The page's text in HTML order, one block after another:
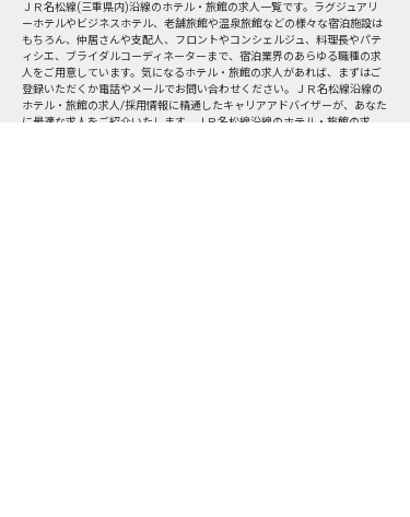
ＪＲ名松線(三重県内)沿線のホテル・旅館の求人一覧です。ラグジュアリ
ーホテルやビジネスホテル、老舗旅館や温泉旅館などの様々な宿泊施設は
もちろん、仲居さんや支配人、フロントやコンシェルジュ、料理長やパテ
ィシエ、ブライダルコーディネーターまで、宿泊業界のあらゆる職種の求
人をご用意しています。気になるホテル・旅館の求人があれば、まずはご
登録いただくか電話やメールでお問い合わせください。ＪＲ名松線沿線の
ホテル・旅館の求人/採用情報に精通したキャリアアドバイザーが、あなた
に最適な求人をご紹介いたします。ＪＲ名松線沿線のホテル・旅館の求